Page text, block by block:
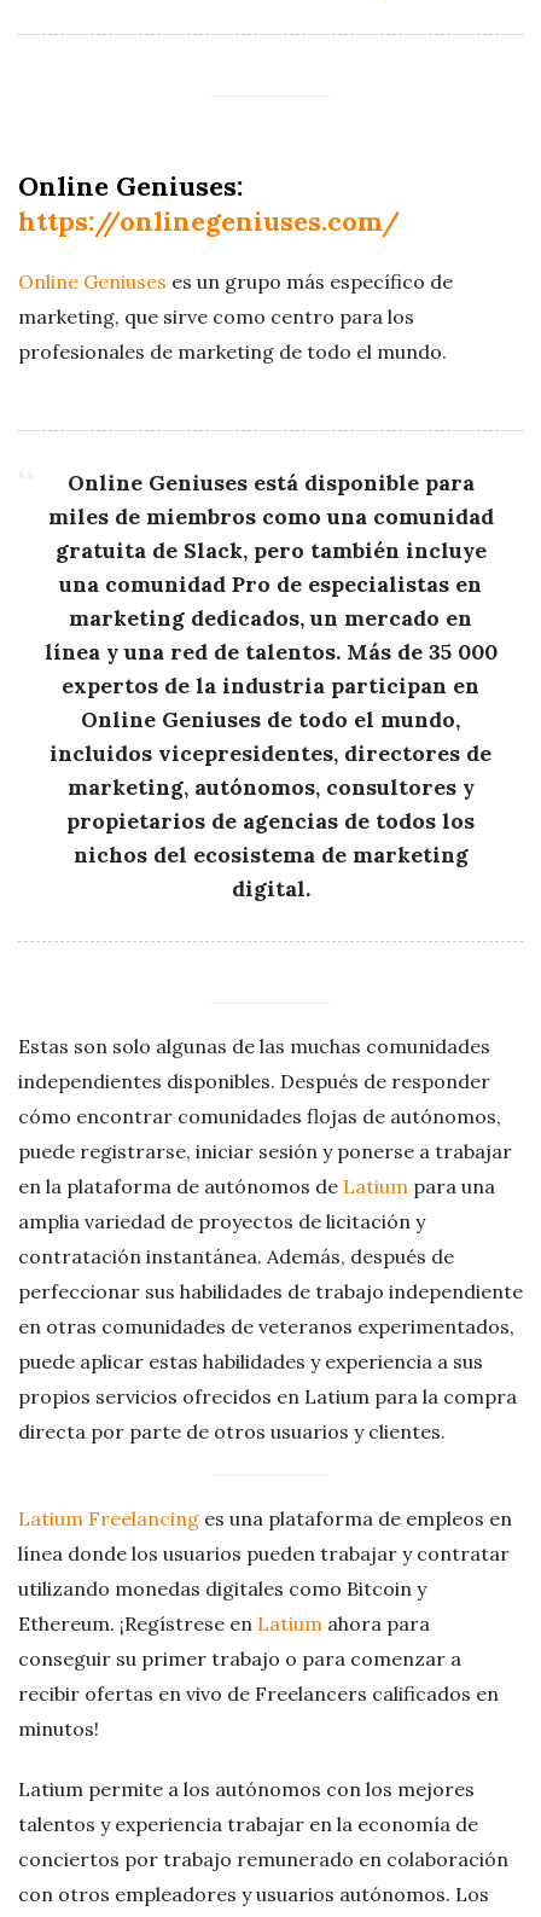
Online Geniuses:
https://onlinegeniuses.com/
Online Geniuses es un grupo más específico de
marketing, que sirve como centro para los
profesionales de marketing de todo el mundo.
Online Geniuses está disponible para
miles de miembros como una comunidad
gratuita de Slack, pero también incluye
una comunidad Pro de especialistas en
marketing dedicados, un mercado en
línea y una red de talentos. Más de 35 000
expertos de la industria participan en
Online Geniuses de todo el mundo,
incluidos vicepresidentes, directores de
marketing, autónomos, consultores y
propietarios de agencias de todos los
nichos del ecosistema de marketing
digital.
Estas son solo algunas de las muchas comunidades
independientes disponibles. Después de responder
cómo encontrar comunidades flojas de autónomos,
puede registrarse, iniciar sesión y ponerse a trabajar
en la plataforma de autónomos de Latium para una
amplia variedad de proyectos de licitación y
contratación instantánea. Además, después de
perfeccionar sus habilidades de trabajo independiente
en otras comunidades de veteranos experimentados,
puede aplicar estas habilidades y experiencia a sus
propios servicios ofrecidos en Latium para la compra
directa por parte de otros usuarios y clientes.
Latium Freelancing es una plataforma de empleos en
línea donde los usuarios pueden trabajar y contratar
utilizando monedas digitales como Bitcoin y
Ethereum. ¡Regístrese en Latium ahora para
conseguir su primer trabajo o para comenzar a
recibir ofertas en vivo de Freelancers calificados en
minutos!
Latium permite a los autónomos con los mejores
talentos y experiencia trabajar en la economía de
conciertos por trabajo remunerado en colaboración
con otros empleadores y usuarios autónomos. Los